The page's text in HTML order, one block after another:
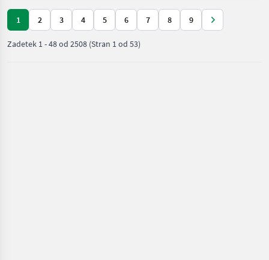
1 2 3 4 5 6 7 8 9
Zadetek 1-48od 2508 (Stran 1 od 53)